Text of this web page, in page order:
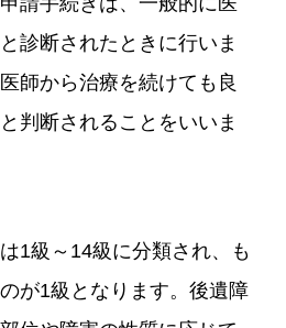
と診断されたときに行いま
師から治療を続けても良
判断されることをいいま
1級～14級に分類され、も
が1級となります。後遺障